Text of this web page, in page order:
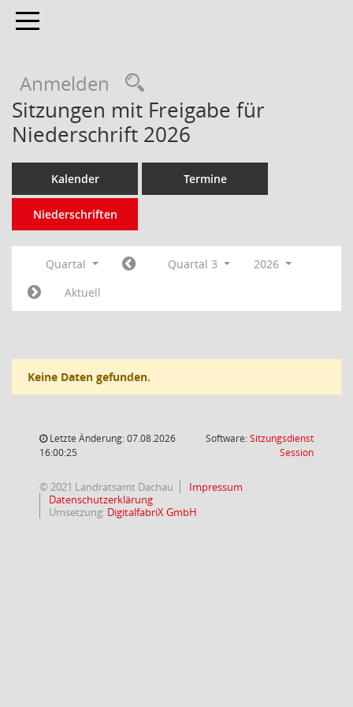
Toggle navigation
Anmelden
Sitzungen mit Freigabe für
Niederschrift 2026
Kalender Termine
Niederschriften
Quartal Quartal 3
2026
Aktuell
Keine Daten gefunden.
Letzte Änderung: 07.08.2026
16:00:25
Software:Sitzungsdienst
Session(Wird in
© 2021 Landratsamt Dachau
Impressum
Datenschutzerklärung
Umsetzung: DigitalfabriX GmbH